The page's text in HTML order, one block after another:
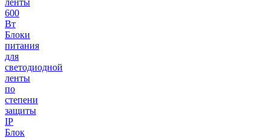
ленты
600
Вт
Блоки
питания
для
светодиодной
ленты
по
степени
защиты
IP
Блок